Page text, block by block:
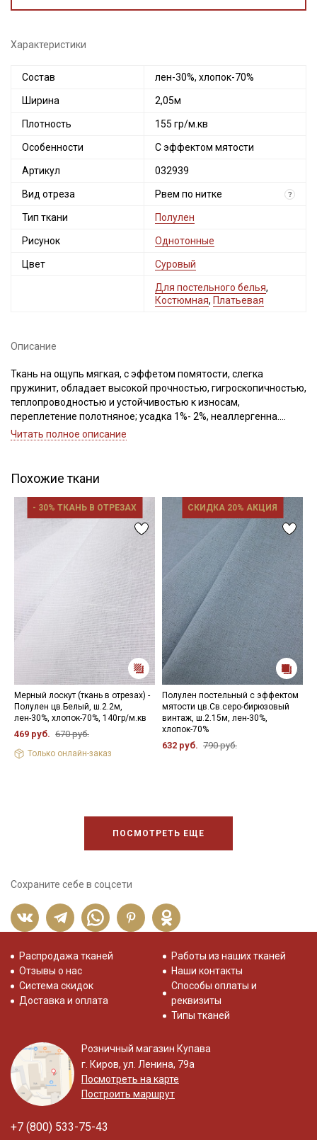
Характеристики
Состав лен-30%, хлопок-70%
Ширина 2,05м
Плотность 155 гр/м.кв
Особенности С эффектом мятости
Артикул 032939
Вид отреза Рвем по нитке ?
Тип ткани Полулен
Рисунок Однотонные
Цвет Суровый
Для постельного белья,
Костюмная, Платьевая
Описание
Ткань на ощупь мягкая, с эффетом помятости, слегка
пружинит, обладает высокой прочностью, гигроскопичностью,
теплопроводностью и устойчивостью к износам,
переплетение полотняное; усадка 1%- 2%, неаллергенна.
Эффект помятости достигается с помощью новейших
предметы интерьера, великолепен для одежды в стиле Бохо.
потерять свой насыщенный и яркий цвет); химчистка; не
отбеливать хлором; максимальная температура глажения
Цветопередача может отличаться от оригинального цвета
ткани в зависимости от настроек вашего монитора.
Читать полное описание
Похожие ткани
- 30% ТКАНЬ В ОТРЕЗАХ
Мерный лоскут (ткань в отрезах) -
Полулен цв.Белый, ш.2.2м,
лен-30%, хлопок-70%, 140гр/м.кв
469 руб. 670 руб.
Только онлайн-заказ
СКИДКА 20% АКЦИЯ
Полулен постельный с эффектом
мятости цв.Св.серо-бирюзовый
винтаж, ш.2.15м, лен-30%,
хлопок-70%
632 руб. 790 руб.
ПОСМОТРЕТЬ ЕЩЕ
Сохраните себе в соцсети
Распродажа тканей
Отзывы о нас
Система скидок
Доставка и оплата
Работы из наших тканей
Наши контакты
Способы оплаты и
реквизиты
Типы тканей
Розничный магазин Купава
г. Киров, ул. Ленина, 79а
Посмотреть на карте
Построить маршрут
+7 (800) 533-75-43
Секретная рассылка от Купава
Мы публикуем здесь дополнительные
промокоды и скидки до 30% на узкие
Электронная почта
Ознакомлен(а) сПолитикой обработки персональных
данныхи даюСогласие на обработку персональных
данных
ДаюСогласие на получение рекламных и
информационных рассылок